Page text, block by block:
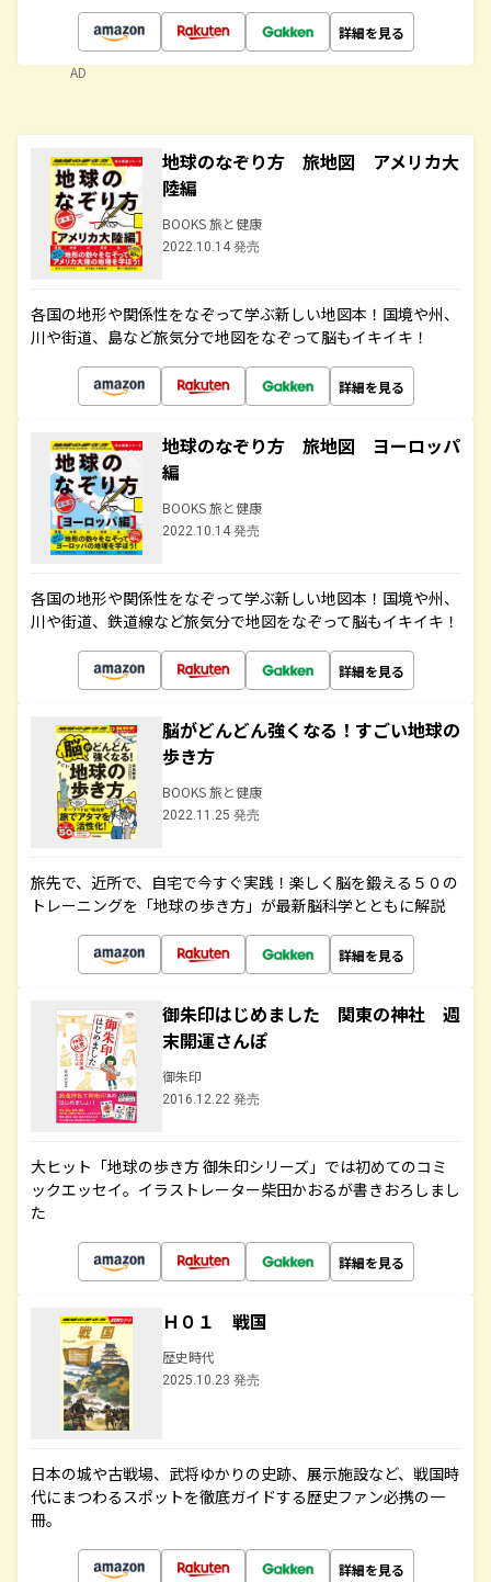
詳細を見る
AD
地球のなぞり方 旅地図 アメリカ大
陸編
BOOKS 旅と健康
2022.10.14 発売
各国の地形や関係性をなぞって学ぶ新しい地図本！国境や州、
川や街道、島など旅気分で地図をなぞって脳もイキイキ！
詳細を見る
地球のなぞり方 旅地図 ヨーロッパ
編
BOOKS 旅と健康
2022.10.14 発売
各国の地形や関係性をなぞって学ぶ新しい地図本！国境や州、
川や街道、鉄道線など旅気分で地図をなぞって脳もイキイキ！
詳細を見る
脳がどんどん強くなる！すごい地球の
歩き方
BOOKS 旅と健康
2022.11.25 発売
旅先で、近所で、自宅で今すぐ実践！楽しく脳を鍛える５０の
トレーニングを「地球の歩き方」が最新脳科学とともに解説
詳細を見る
御朱印はじめました 関東の神社 週
末開運さんぽ
御朱印
2016.12.22 発売
大ヒット「地球の歩き方 御朱印シリーズ」では初めてのコミ
ックエッセイ。イラストレーター柴田かおるが書きおろしまし
た
詳細を見る
Ｈ０１ 戦国
歴史時代
2025.10.23 発売
日本の城や古戦場、武将ゆかりの史跡、展示施設など、戦国時
代にまつわるスポットを徹底ガイドする歴史ファン必携の一
冊。
詳細を見る